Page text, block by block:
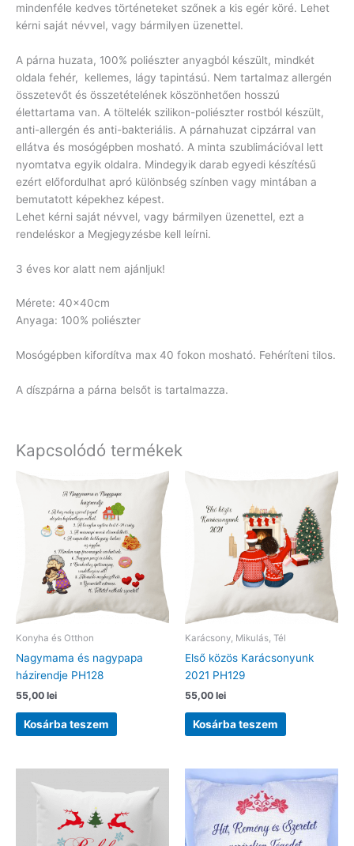
mindenféle kedves történeteket szőnek a kis egér köré. Lehet
kérni saját névvel, vagy bármilyen üzenettel.
A párna huzata, 100% poliészter anyagból készült, mindkét
oldala fehér, kellemes, lágy tapintású. Nem tartalmaz allergén
összetevőt és összetételének köszönhetően hosszú
élettartama van. A töltelék szilikon-poliészter rostból készült,
anti-allergén és anti-bakteriális. A párnahuzat cipzárral van
ellátva és mosógépben mosható. A minta szublimációval lett
nyomtatva egyik oldalra. Mindegyik darab egyedi készítésű
ezért előfordulhat apró különbség színben vagy mintában a
bemutatott képekhez képest.
Lehet kérni saját névvel, vagy bármilyen üzenettel, ezt a
rendeléskor a Megjegyzésbe kell leírni.
3 éves kor alatt nem ajánljuk!
Mérete: 40x40cm
Anyaga: 100% poliészter
Mosógépben kifordítva max 40 fokon mosható. Fehéríteni tilos.
A díszpárna a párna belsőt is tartalmazza.
Kapcsolódó termékek
Konyha és Otthon
Nagymama és nagypapa
házirendje PH128
55,00 lei
Kosárba teszem
Karácsony, Mikulás, Tél
Első közös Karácsonyunk
2021 PH129
55,00 lei
Kosárba teszem